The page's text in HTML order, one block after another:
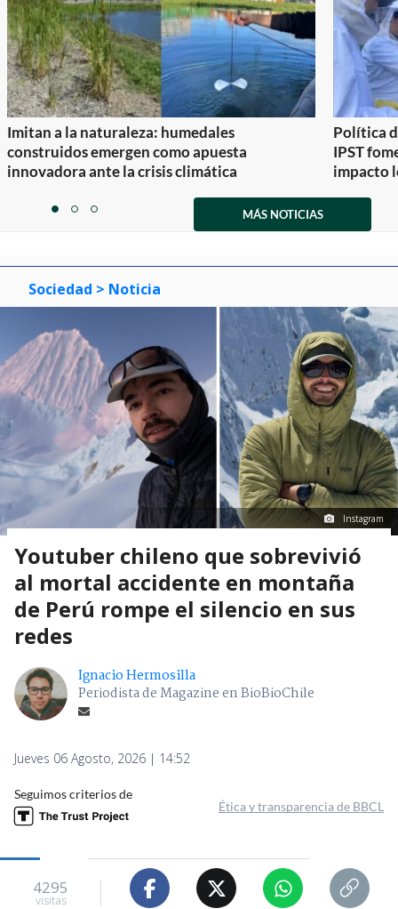
Imitan a la naturaleza: humedales
construidos emergen como apuesta
innovadora ante la crisis climática
Política
IPST
impacto
itemitemitem
MÁS NOTICIAS
Sociedad > Noticia
Instagram
Youtuber chileno que sobrevivió
al mortal accidente en montaña
de Perú rompe el silencio en sus
redes
Ignacio Hermosilla
Periodista de Magazine en BioBioChile
Jueves 06 Agosto, 2026 | 14:52
Seguimos criterios de
Ética y transparencia de BBCL
4295
visitas